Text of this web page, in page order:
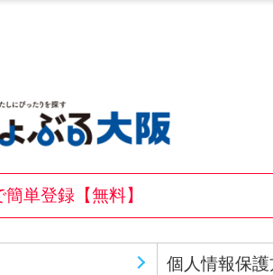
単登録【無料】
個人情報保